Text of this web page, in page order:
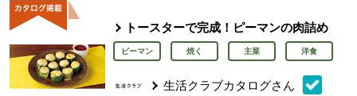
トースターで完成！ピーマンの肉詰め
ピーマン 焼く 主菜 洋食
生活クラブカタログさん